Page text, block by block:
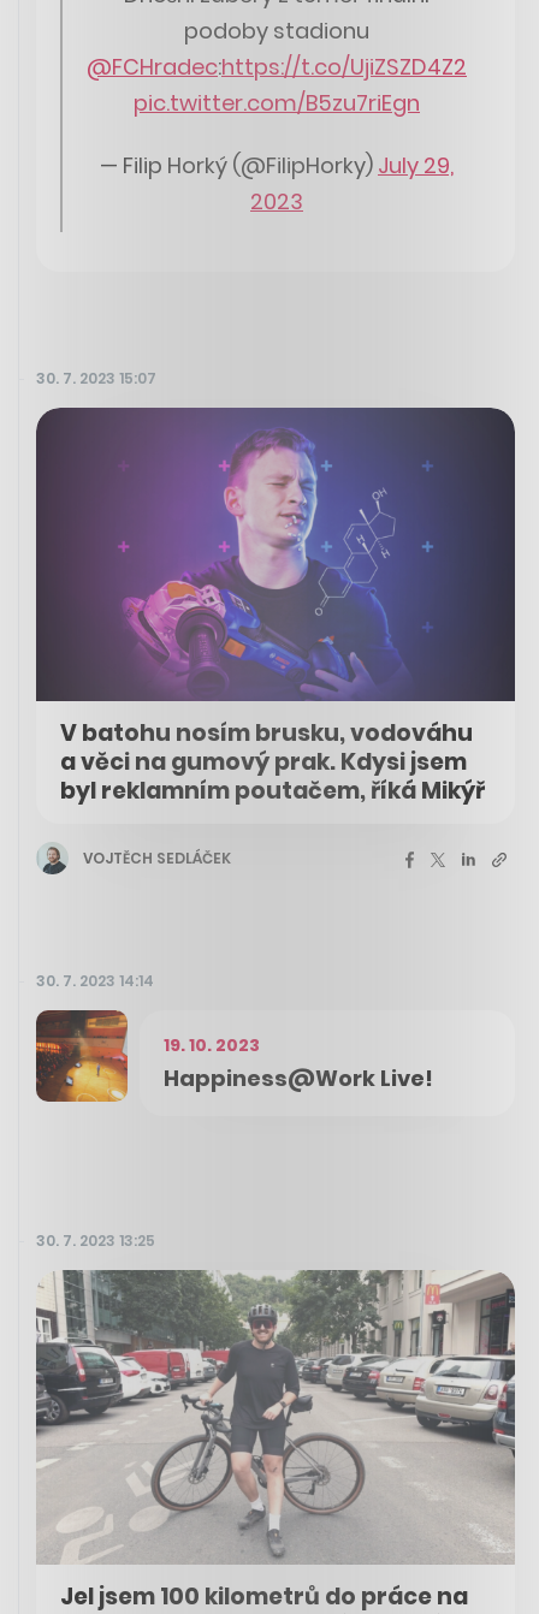
podoby stadionu
@FCHradec:https://t.co/UjiZSZD4Z2
pic.twitter.com/B5zu7riEgn
— Filip Horký (@FilipHorky) July 29,
2023
30. 7. 2023 15:07
V batohu nosím brusku, vodováhu
a věci na gumový prak. Kdysi jsem
byl reklamním poutačem, říká Mikýř
VOJTĚCH SEDLÁČEK
30. 7. 2023 14:14
19. 10. 2023
Happiness@Work Live!
30. 7. 2023 13:25
Jel jsem 100 kilometrů do práce na